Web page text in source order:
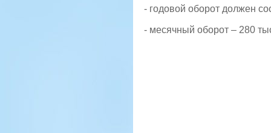
- годовой оборот должен
- месячный оборот – 280